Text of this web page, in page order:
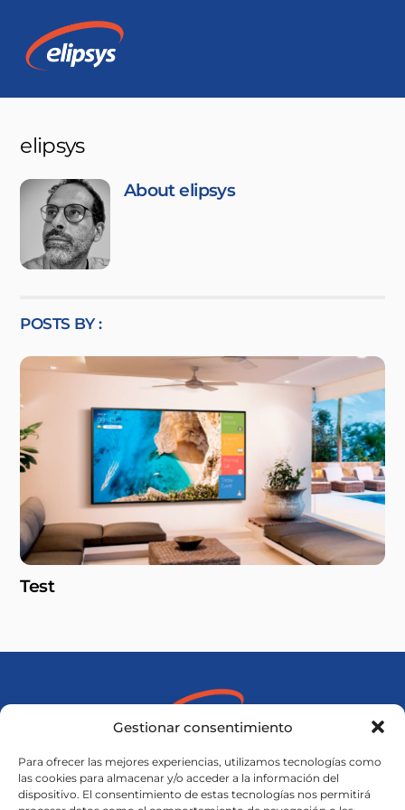
Gestionar consentimiento
Para ofrecer las mejores experiencias, utilizamos tecnologías como
las cookies para almacenar y/o acceder a la información del
dispositivo. El consentimiento de estas tecnologías nos permitirá
content
elipsys
Aboutelipsys
POSTS BY :
Test
Quienes somos
Política de privacidad
Aviso legal